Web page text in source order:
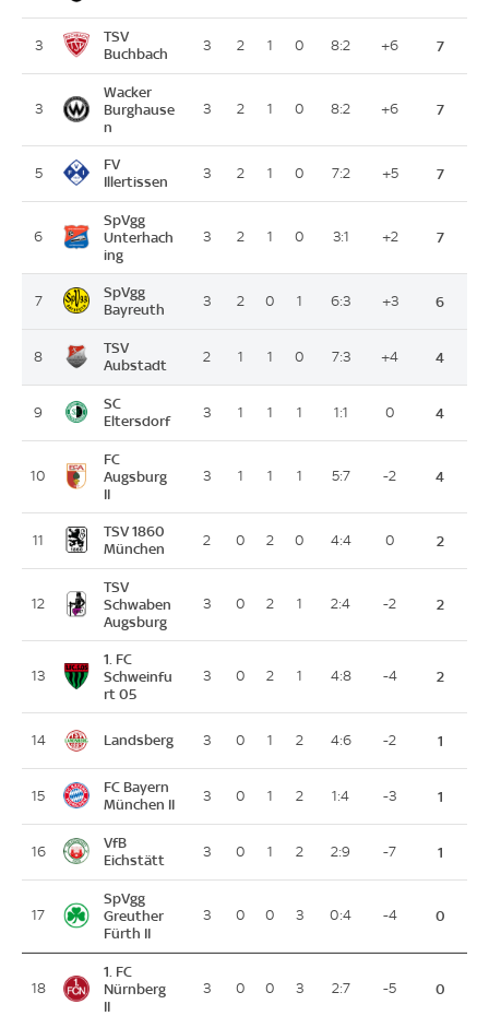
3
TSV
Buchbach
3 2 1 0 8:2 +6 7
3
Wacker
Burghause
n
3 2 1 0 8:2 +6 7
5
FV
Illertissen
3 2 1 0 7:2 +5 7
6
SpVgg
Unterhach
ing
3 2 1 0 3:1 +2 7
7
SpVgg
Bayreuth
3 2 0 1 6:3 +3 6
8
TSV
Aubstadt
2 1 1 0 7:3 +4 4
9
SC
Eltersdorf
3 1 1 1 1:1 0 4
10
FC
Augsburg
II
3 1 1 1 5:7 -2 4
11
TSV 1860
München
2 0 2 0 4:4 0 2
12
TSV
Schwaben
Augsburg
3 0 2 1 2:4 -2 2
13
1. FC
Schweinfu
rt 05
3 0 2 1 4:8 -4 2
14 Landsberg 3 0 1 2 4:6 -2 1
15
FC Bayern
München II
3 0 1 2 1:4 -3 1
16
VfB
Eichstätt
3 0 1 2 2:9 -7 1
17
SpVgg
Greuther
Fürth II
3 0 0 3 0:4 -4 0
18
1. FC
Nürnberg
II
3 0 0 3 2:7 -5 0